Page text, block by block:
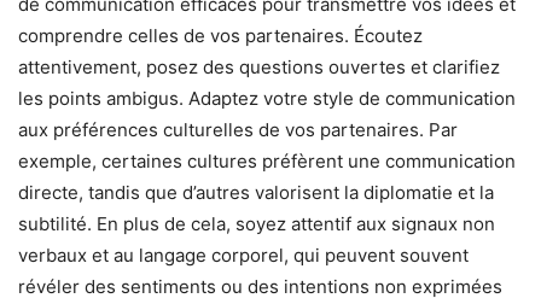
comprendre celles de vos partenaires. Écoutez
attentivement, posez des questions ouvertes et clarifiez
les points ambigus. Adaptez votre style de communication
aux préférences culturelles de vos partenaires. Par
exemple, certaines cultures préfèrent une communication
directe, tandis que d’autres valorisent la diplomatie et la
subtilité. En plus de cela, soyez attentif aux signaux non
verbaux et au langage corporel, qui peuvent souvent
révéler des sentiments ou des intentions non exprimées